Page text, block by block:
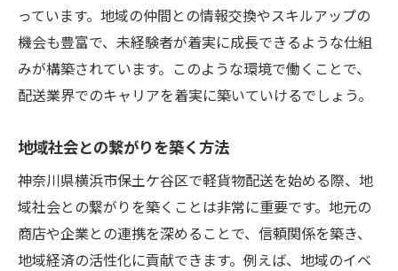
っています。地域の仲間との情報交換やスキルアップの
機会も豊富で、未経験者が着実に成長できるような仕組
みが構築されています。このような環境で働くことで、
配送業界でのキャリアを着実に築いていけるでしょう。
地域社会との繋がりを築く方法
神奈川県横浜市保土ケ谷区で軽貨物配送を始める際、地
域社会との繋がりを築くことは非常に重要です。地元の
商店や企業との連携を深めることで、信頼関係を築き、
地域経済の活性化に貢献できます。例えば、地域のイベ